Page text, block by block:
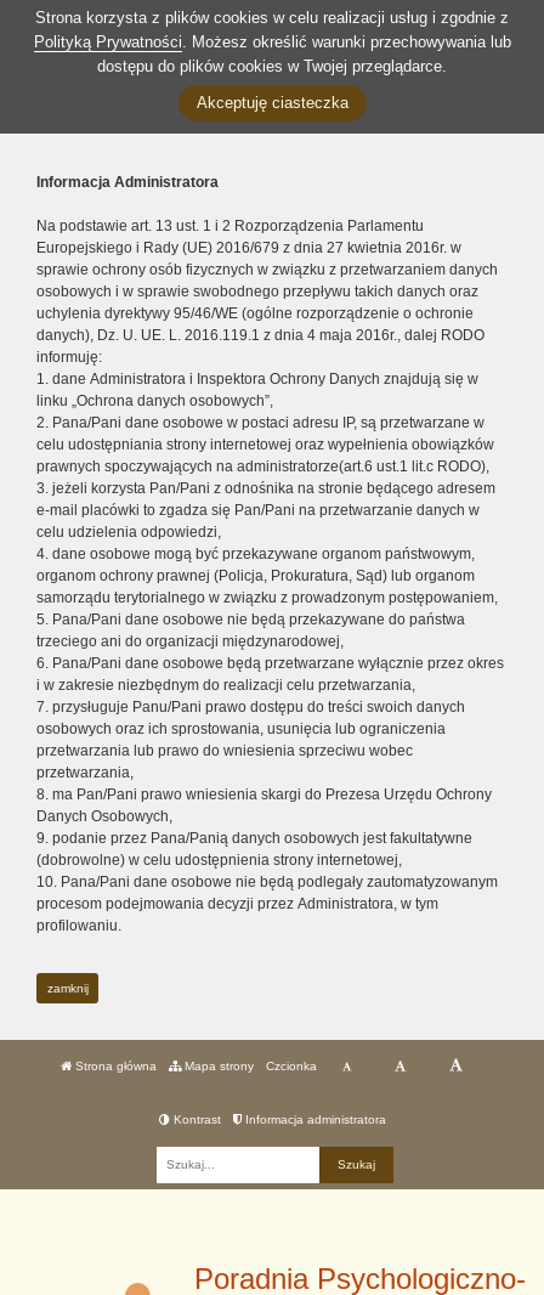
Strona korzysta z plików cookies w celu realizacji usług i zgodnie z
Polityką Prywatności. Możesz określić warunki przechowywania lub
dostępu do plików cookies w Twojej przeglądarce.
Akceptuję ciasteczka
Informacja Administratora
Na podstawie art. 13 ust. 1 i 2 Rozporządzenia Parlamentu
Europejskiego i Rady (UE) 2016/679 z dnia 27 kwietnia 2016r. w
sprawie ochrony osób fizycznych w związku z przetwarzaniem danych
osobowych i w sprawie swobodnego przepływu takich danych oraz
uchylenia dyrektywy 95/46/WE (ogólne rozporządzenie o ochronie
danych), Dz. U. UE. L. 2016.119.1 z dnia 4 maja 2016r., dalej RODO
informuję:
1. dane Administratora i Inspektora Ochrony Danych znajdują się w
linku „Ochrona danych osobowych”,
2. Pana/Pani dane osobowe w postaci adresu IP, są przetwarzane w
celu udostępniania strony internetowej oraz wypełnienia obowiązków
prawnych spoczywających na administratorze(art.6 ust.1 lit.c RODO),
3. jeżeli korzysta Pan/Pani z odnośnika na stronie będącego adresem
e-mail placówki to zgadza się Pan/Pani na przetwarzanie danych w
celu udzielenia odpowiedzi,
4. dane osobowe mogą być przekazywane organom państwowym,
organom ochrony prawnej (Policja, Prokuratura, Sąd) lub organom
samorządu terytorialnego w związku z prowadzonym postępowaniem,
5. Pana/Pani dane osobowe nie będą przekazywane do państwa
trzeciego ani do organizacji międzynarodowej,
6. Pana/Pani dane osobowe będą przetwarzane wyłącznie przez okres
i w zakresie niezbędnym do realizacji celu przetwarzania,
7. przysługuje Panu/Pani prawo dostępu do treści swoich danych
osobowych oraz ich sprostowania, usunięcia lub ograniczenia
przetwarzania lub prawo do wniesienia sprzeciwu wobec
przetwarzania,
8. ma Pan/Pani prawo wniesienia skargi do Prezesa Urzędu Ochrony
Danych Osobowych,
9. podanie przez Pana/Panią danych osobowych jest fakultatywne
(dobrowolne) w celu udostępnienia strony internetowej,
10. Pana/Pani dane osobowe nie będą podlegały zautomatyzowanym
procesom podejmowania decyzji przez Administratora, w tym
profilowaniu.
zamknij
Strona główna Mapa strony Czcionka
Kontrast Informacja administratora
Poradnia Psychologiczno-